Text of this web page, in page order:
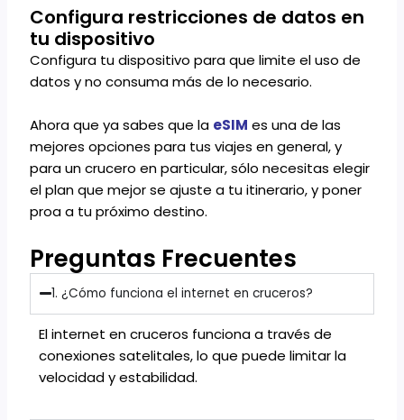
Configura restricciones de datos en
tu dispositivo
Configura tu dispositivo para que limite el uso de
datos y no consuma más de lo necesario.
Ahora que ya sabes que la eSIM es una de las
mejores opciones para tus viajes en general, y
para un crucero en particular, sólo necesitas elegir
el plan que mejor se ajuste a tu itinerario, y poner
proa a tu próximo destino.
Preguntas Frecuentes
1. ¿Cómo funciona el internet en cruceros?
El internet en cruceros funciona a través de
conexiones satelitales, lo que puede limitar la
velocidad y estabilidad.